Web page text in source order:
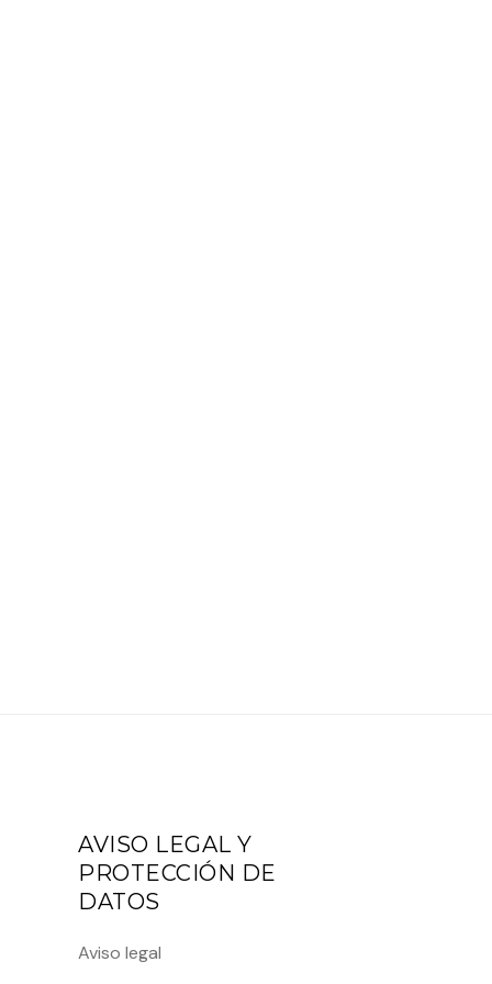
AVISO LEGAL Y
PROTECCIÓN DE
DATOS
Aviso legal